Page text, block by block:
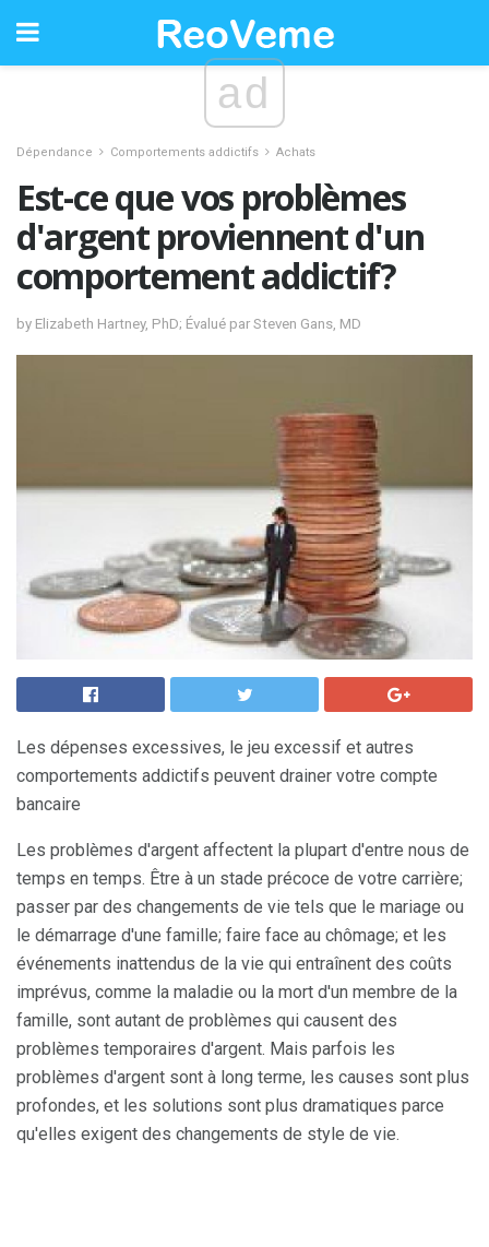
ad
Dépendance Comportements addictifs Achats
Est-ce que vos problèmes
d'argent proviennent d'un
comportement addictif?
by Elizabeth Hartney, PhD; Évalué par Steven Gans, MD
Les dépenses excessives, le jeu excessif et autres
comportements addictifs peuvent drainer votre compte
bancaire
Les problèmes d'argent affectent la plupart d'entre nous de
temps en temps. Être à un stade précoce de votre carrière;
passer par des changements de vie tels que le mariage ou
le démarrage d'une famille; faire face au chômage; et les
événements inattendus de la vie qui entraînent des coûts
imprévus, comme la maladie ou la mort d'un membre de la
famille, sont autant de problèmes qui causent des
problèmes temporaires d'argent. Mais parfois les
problèmes d'argent sont à long terme, les causes sont plus
profondes, et les solutions sont plus dramatiques parce
qu'elles exigent des changements de style de vie.